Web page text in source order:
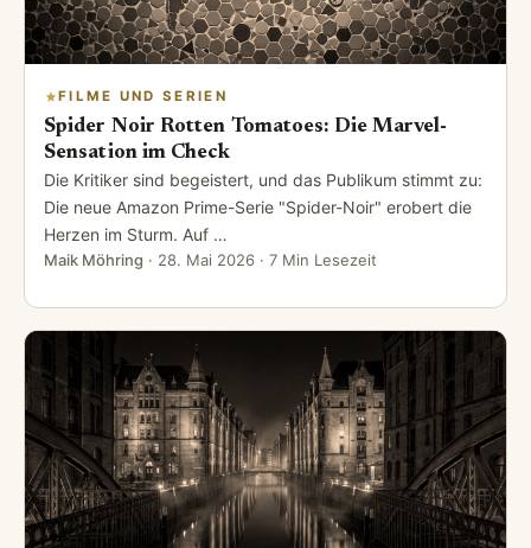
FILME UND SERIEN
Spider Noir Rotten Tomatoes: Die Marvel-
Sensation im Check
Die Kritiker sind begeistert, und das Publikum stimmt zu:
Die neue Amazon Prime-Serie "Spider-Noir" erobert die
Herzen im Sturm. Auf …
Maik Möhring · 28. Mai 2026 · 7 Min Lesezeit